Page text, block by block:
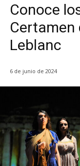
Conoce
Certamen
Leblanc
6 de junio de 2024